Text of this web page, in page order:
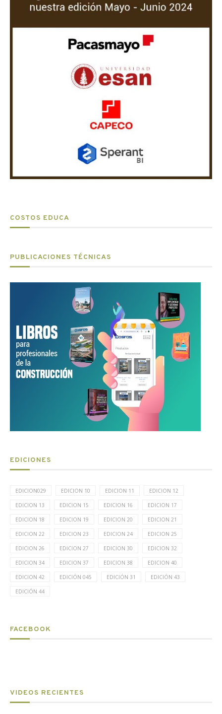
COSTOS EDUCA
PUBLICACIONES TÉCNICAS
EDICIONES
EDICION029 EDICION 10 EDICION 11 EDICION 12
EDICION 13 EDICION 15 EDICION 16 EDICION 17
EDICION 18 EDICION 19 EDICION 20 EDICION 21
EDICION 22 EDICION 23 EDICION 24 EDICION 25
EDICION 26 EDICION 27 EDICION 30 EDICION 32
EDICION 34 EDICION 37 EDICION 38 EDICION 40
EDICION 42 EDICIÓN 045 EDICIÓN 31 EDICIÓN 43
EDICIÓN 44
FACEBOOK
VIDEOS RECIENTES